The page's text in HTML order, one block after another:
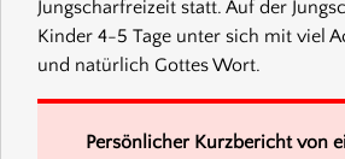
Jungscharfreizeit statt. Auf der
Kinder 4-5 Tage unter sich mit viel
und natürlich Gottes Wort.
Persönlicher Kurzbericht von